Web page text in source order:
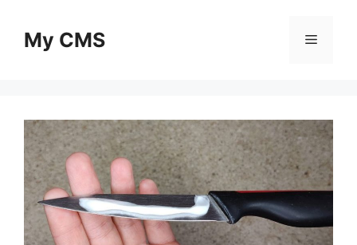
contentMy CMS Menu